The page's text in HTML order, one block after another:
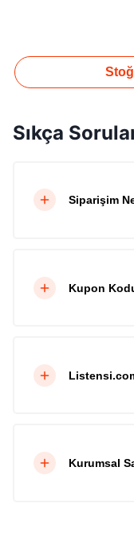
Sıkça
Siparişim
Kupon
Kurumsal